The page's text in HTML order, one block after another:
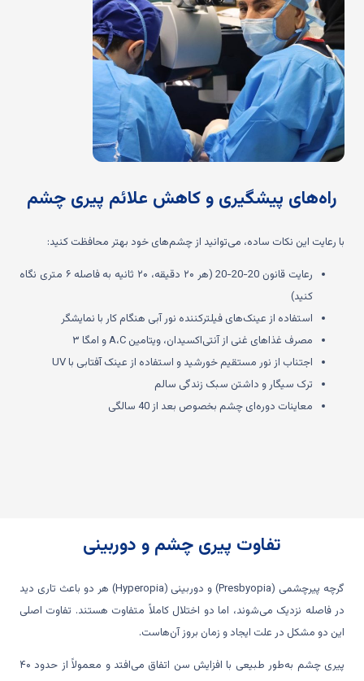
راه‌های پیشگیری و کاهش علائم پیری چشم
با رعایت این نکات ساده، می‌توانید از چشم‌های خود بهتر محافظت کنید:
رعایت قانون 20-20-20 (هر ۲۰ دقیقه، ۲۰ ثانیه به فاصله ۶ متری نگاه
کنید)
استفاده از عینک‌های فیلترکننده نور آبی هنگام کار با نمایشگر
مصرف غذاهای غنی از آنتی‌اکسیدان، ویتامین A،C و امگا ۳
اجتناب از نور مستقیم خورشید و استفاده از عینک آفتابی با UV
ترک سیگار و داشتن سبک زندگی سالم
معاینات دوره‌ای چشم بخصوص بعد از 40 سالگی
تفاوت پیری چشم و دوربینی
گرچه پیرچشمی (Presbyopia) و دوربینی (Hyperopia) هر دو باعث تاری دید
در فاصله نزدیک می‌شوند، اما دو اختلال کاملاً متفاوت هستند. تفاوت اصلی
این دو مشکل در علت ایجاد و زمان بروز آن‌هاست.
پیری چشم به‌طور طبیعی با افزایش سن اتفاق می‌افتد و معمولاً از حدود ۴۰